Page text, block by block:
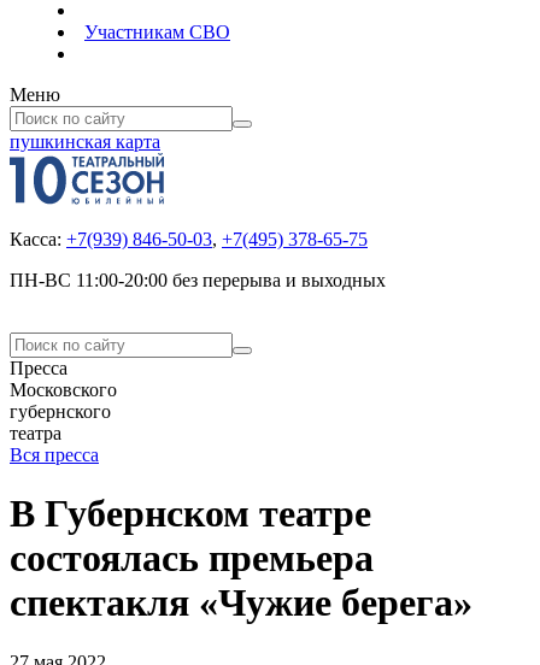
Участникам СВО
Меню
пушкинская карта
Касса: +7(939) 846-50-03, +7(495) 378-65-75
ПН-ВС 11:00-20:00 без перерыва и выходных
Пресса
Московского
губернского
театра
Вся пресса
В Губернском театре
состоялась премьера
спектакля «Чужие берега»